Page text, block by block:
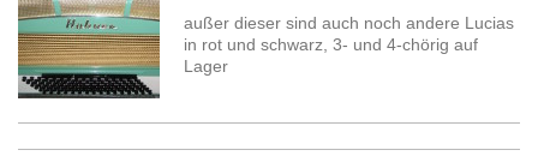
außer dieser sind auch noch andere Lucias
in rot und schwarz, 3- und 4-chörig auf
Lager